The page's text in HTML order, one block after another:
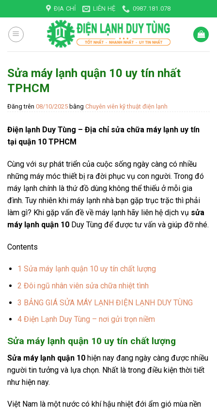
to
content
ĐỊA CHỈ LIÊN HỆ 0987.181.078
Sửa máy lạnh quận 10 uy tín nhất
TPHCM
Đăng trên 08/10/2025 bằng Chuyên viên kỹ thuật điện lạnh
Điện lạnh Duy Tùng – Địa chỉ sửa chữa máy lạnh uy tín
tại quận 10 TPHCM
Cùng với sự phát triển của cuộc sống ngày càng có nhiều
những máy móc thiết bị ra đời phục vụ con người. Trong đó
máy lạnh chính là thứ đồ dùng không thể thiếu ở mỗi gia
đình. Tuy nhiên khi máy lạnh nhà bạn gặp trục trặc thì phải
làm gì? Khi gặp vấn đề về máy lạnh hãy liên hệ dịch vụ sửa
máy lạnh quận 10 Duy Tùng để được tư vấn và giúp đỡ nhé.
Contents
1 Sửa máy lạnh quận 10 uy tín chất lượng
2 Đôi ngũ nhân viên sửa chữa nhiệt tình
3 BẢNG GIÁ SỬA MÁY LẠNH ĐIỆN LẠNH DUY TÙNG
4Điện Lạnh Duy Tùng – nơi gửi trọn niềm
Sửa máy lạnh quận 10 uy tín chất lượng
Sửa máy lạnh quận 10 hiện nay đang ngày càng được nhiều
người tin tưởng và lựa chọn. Nhất là trong điều kiện thời tiết
như hiện nay.
Việt Nam là một nước có khí hậu nhiệt đới ẩm gió mùa nền